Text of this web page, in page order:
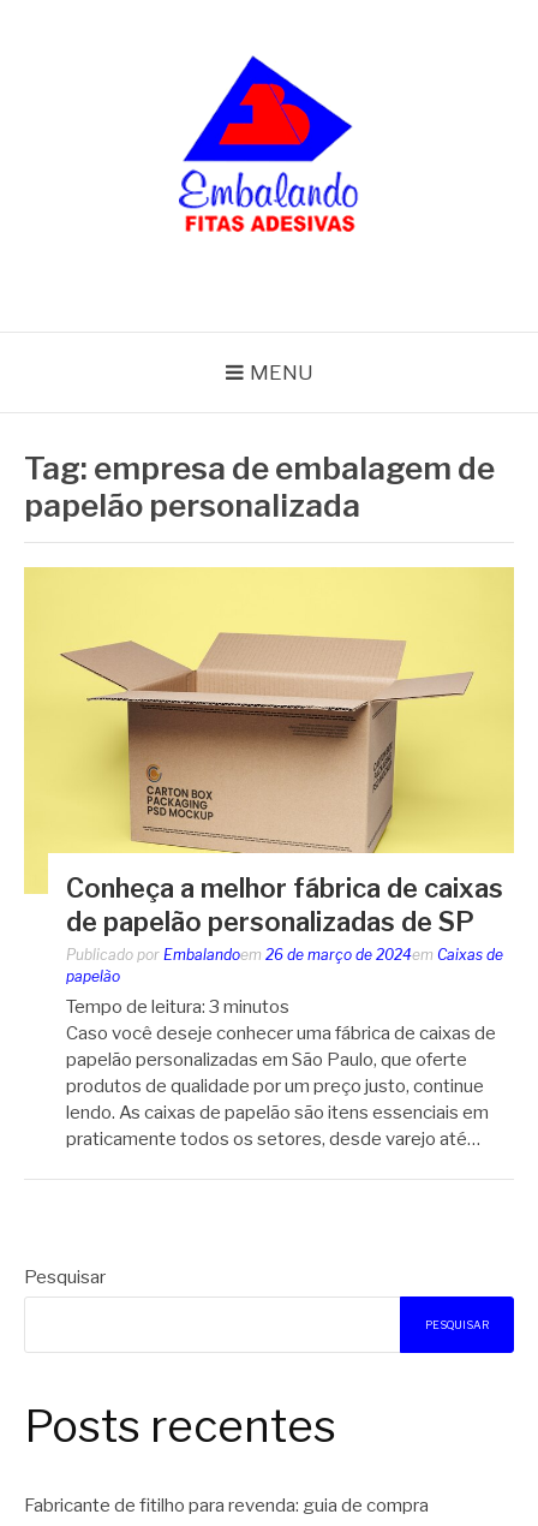
MENU
Tag: empresa de embalagem de
papelão personalizada
Conheça a melhor fábrica de caixas
de papelão personalizadas de SP
Publicado por Embalandoem 26 de março de 2024em Caixas de
papelão
Tempo de leitura: 3 minutos
Caso você deseje conhecer uma fábrica de caixas de
papelão personalizadas em São Paulo, que oferte
produtos de qualidade por um preço justo, continue
lendo. As caixas de papelão são itens essenciais em
praticamente todos os setores, desde varejo até…
Pesquisar
PESQUISAR
Posts recentes
Fabricante de fitilho para revenda: guia de compra